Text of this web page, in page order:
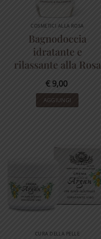
COSMETICI ALLA ROSA
Bagnodoccia
idratante e
rilassante alla Rosa
€9,00
AGGIUNGI
CURA DELLA PELLE